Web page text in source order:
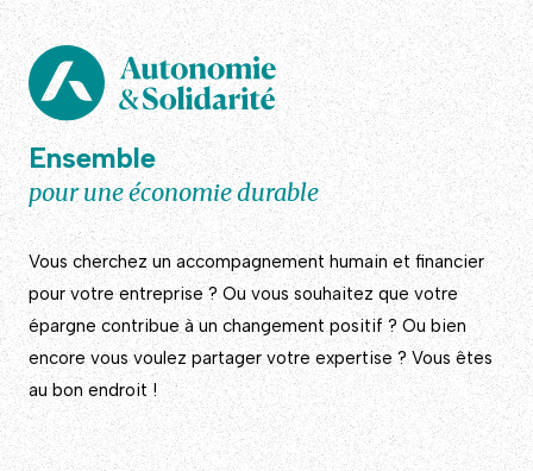
Ensemble
pour une économie durable
Vous cherchez un accompagnement humain et financier
pour votre entreprise ? Ou vous souhaitez que votre
épargne contribue à un changement positif ? Ou bien
encore vous voulez partager votre expertise ? Vous êtes
au bon endroit !